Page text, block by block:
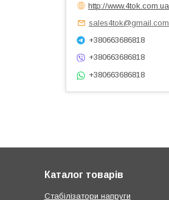
http://www.4tok.com.ua
sales4tok@gmail.com
+380663686818
+380663686818
+380663686818
Каталог товарів
Стабілізатори напруги